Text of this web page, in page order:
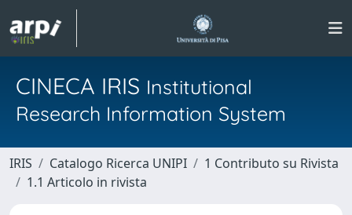
CINECA IRIS Institutional
Research Information System
IRIS Catalogo Ricerca UNIPI
1 Contributo su Rivista
1.1 Articolo in rivista